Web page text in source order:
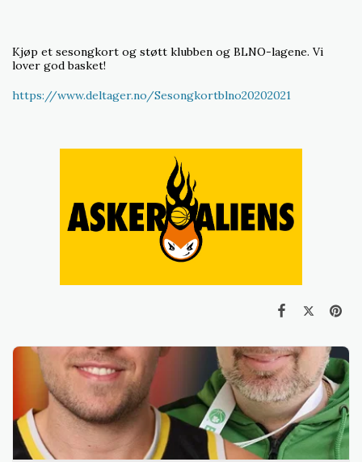
Kjøp et sesongkort og støtt klubben og BLNO-lagene. Vi
lover god basket!
https://www.deltager.no/Sesongkortblno20202021